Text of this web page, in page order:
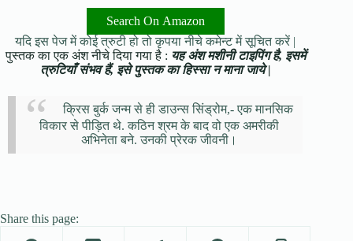
Search On Amazon
यदि इस पेज में कोई त्रुटी हो तो कृपया नीचे कमेन्ट में सूचित करें |
पुस्तक का एक अंश नीचे दिया गया है : यह अंश मशीनी टाइपिंग है, इसमें
त्रुटियाँ संभव हैं, इसे पुस्तक का हिस्सा न माना जाये |
क्रिस बुर्क जन्म से ही डाउन्स सिंड्रोम,- एक मानसिक
विकार से पीड़ित थे. कठिन श्रम के बाद वो एक अमरीकी
अभिनेता बने. उनकी प्रेरक जीवनी।
Share this page: